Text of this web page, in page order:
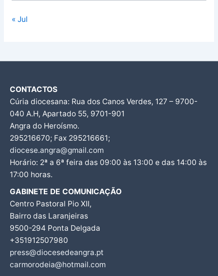
« Jul
CONTACTOS
Cúria diocesana: Rua dos Canos Verdes, 127 – 9700-
040 A.H, Apartado 55, 9701-901
Angra do Heroísmo.
295216670; Fax 295216661;
diocese.angra@gmail.com
Horário: 2ª a 6ª feira das 09:00 às 13:00 e das 14:00 às
17:00 horas.
GABINETE DE COMUNICAÇÃO
Centro Pastoral Pio XII,
Bairro das Laranjeiras
9500-294 Ponta Delgada
+351912507980
press@diocesedeangra.pt
carmorodeia@hotmail.com